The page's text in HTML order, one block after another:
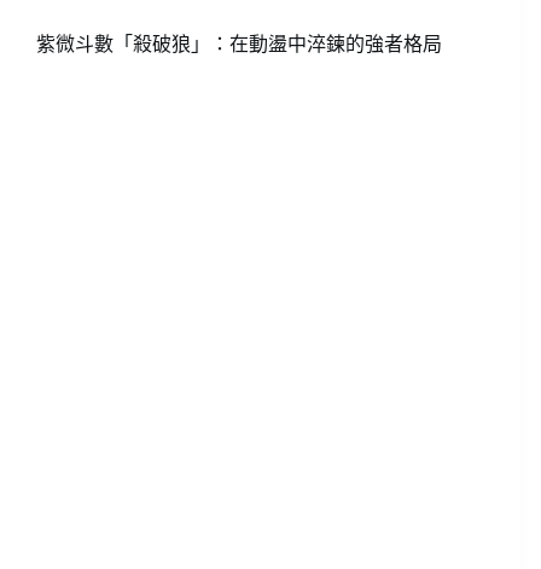
紫微斗數「殺破狼」：在動盪中淬鍊的強者格局